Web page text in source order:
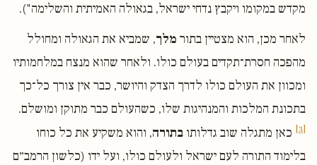
מקדש במקומו ויקבץ נדחי ישראל, בגאולה האמיתית והשלימה").
לאחר מכן, הוא מצטיין בתור מלך, שמביא את הגאולה ומחולל
מהפכה חסרת־תקדים בעולם כולו. ולאחר שהוא מנצח במלחמותיו
ומכוון את העולם כולו לדרך הצדק והיושר, כבר אין צורך כל־כך
בתכונת המלכות והמנהיגות שלו, כשהעולם כבר מתוקן ומושלם.
[3] כאן מתגלה שוב גדלותו בתורה, והוא משקיע את כל כוחו
בלימוד התורה לעם ישראל ולעולם כולו, ועל ידו (כלשון הרמב״ם